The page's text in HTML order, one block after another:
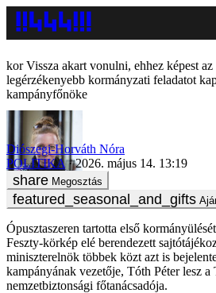
Vissza akart vonulni, ehhez képest
legérzékenyebb kormányzati feladatot
kampányfőnöke
Diószegi-Horváth Nóra
POLITIKA
2026. május 14. 13:19
Megosztás
Ópusztaszeren tartotta első
Feszty-körkép elé berendezett
miniszterelnök többek közt azt is
kampányának vezetője, Tóth Péter lesz a
nemzetbiztonsági főtanácsadója.